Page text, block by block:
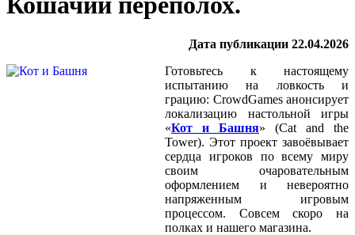
Дата публикации 22.04.2026
Готовьтесь к настоящему
испытанию на ловкость и
грацию: CrowdGames анонсирует
локализацию настольной игры
«Кот и Башня» (Cat and the
Tower). Этот проект завоёвывает
сердца игроков по всему миру
своим очаровательным
оформлением и невероятно
напряженным игровым
процессом. Совсем скоро на
полках и нашего магазина.